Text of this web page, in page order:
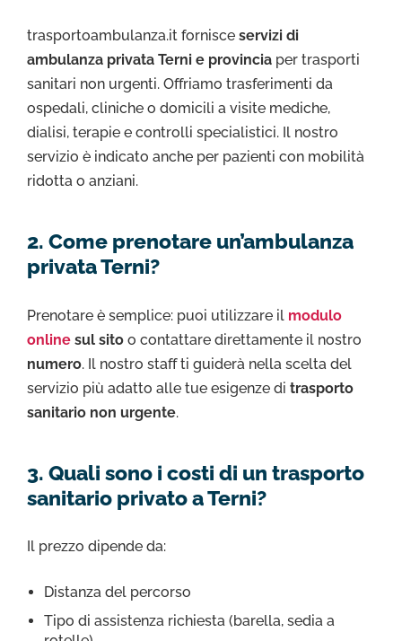
trasportoambulanza.it fornisce servizi di
ambulanza privata Terni e provincia per trasporti
sanitari non urgenti. Offriamo trasferimenti da
ospedali, cliniche o domicili a visite mediche,
dialisi, terapie e controlli specialistici. Il nostro
servizio è indicato anche per pazienti con mobilità
ridotta o anziani.
2. Come prenotare un’ambulanza
privata Terni?
Prenotare è semplice: puoi utilizzare il modulo
online sul sito o contattare direttamente il nostro
numero. Il nostro staff ti guiderà nella scelta del
servizio più adatto alle tue esigenze di trasporto
sanitario non urgente.
3. Quali sono i costi di un trasporto
sanitario privato a Terni?
Il prezzo dipende da:
Distanza del percorso
Tipo di assistenza richiesta (barella, sedia a